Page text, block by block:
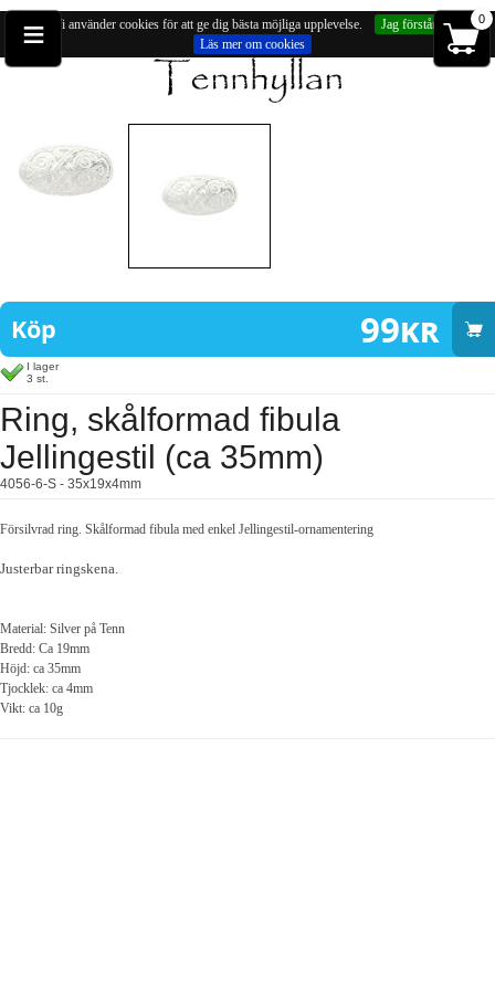
Vi använder cookies för att ge dig bästa möjliga upplevelse.
Jag förstår
Läs mer om cookies
≡ 0
» Ring, skålformad fibula Jellingestil (ca 35mm)
Ring, skålformad fibula
Jellingestil (ca 35mm)
4056-6-S - 35x19x4mm
Försilvrad ring. Skålformad fibula med enkel Jellingestil-ornamentering
Justerbar ringskena.
Material: Silver på Tenn
Bredd: Ca 19mm
Höjd: ca 35mm
Tjocklek: ca 4mm
Vikt: ca 10g
Köp 99kr
I lager
3 st.